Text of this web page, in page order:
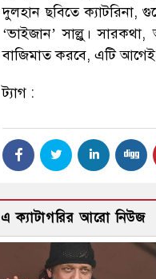
দুলহান ছবিতে ক্যাটরিনা,
‘ভাইজান’ সাল্লু।
বাজিমাত করবে, এটি
ট্যাগ :
এ ক্যাটাগরির আরো নিউজ